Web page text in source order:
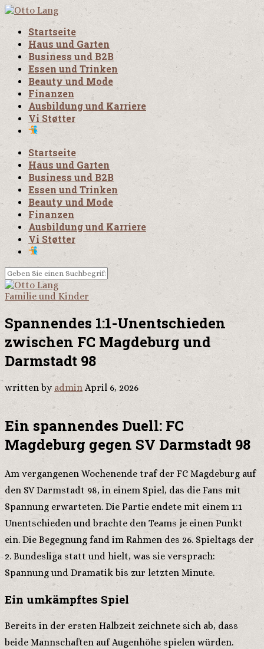
Startseite
Haus und Garten
Business und B2B
Essen und Trinken
Beauty und Mode
Finanzen
Ausbildung und Karriere
Vi Støtter
Startseite
Haus und Garten
Business und B2B
Essen und Trinken
Beauty und Mode
Finanzen
Ausbildung und Karriere
Vi Støtter
Familie und Kinder
Spannendes 1:1-Unentschieden
zwischen FC Magdeburg und
Darmstadt 98
written by admin April 6, 2026
Ein spannendes Duell: FC
Magdeburg gegen SV Darmstadt 98
Am vergangenen Wochenende traf der FC Magdeburg auf
den SV Darmstadt 98, in einem Spiel, das die Fans mit
Spannung erwarteten. Die Partie endete mit einem 1:1
Unentschieden und brachte den Teams je einen Punkt
ein. Die Begegnung fand im Rahmen des 26. Spieltags der
2. Bundesliga statt und hielt, was sie versprach:
Spannung und Dramatik bis zur letzten Minute.
Ein umkämpftes Spiel
Bereits in der ersten Halbzeit zeichnete sich ab, dass
beide Mannschaften auf Augenhöhe spielen würden.